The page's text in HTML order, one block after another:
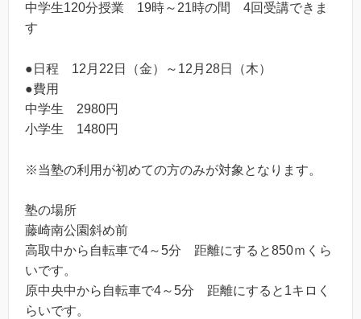
中学生120分授業 19時～21時の間 4回受講できま
す
●日程 12月22日（金）～12月28日（木）
●費用
中学生 2980円
小学生 1480円
※当塾の利用が初めての方のみが対象となります。
塾の場所
藤崎南公園斜め前
高取中から自転車で4～5分 距離にすると850ｍくら
いです。
原中央中から自転車で4～5分 距離にすると1キロく
らいです。